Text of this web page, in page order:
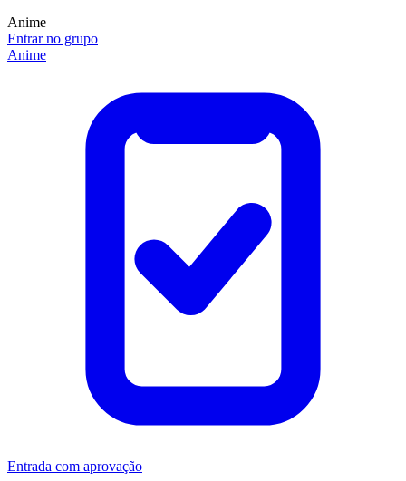
Anime
Entrar no grupo
Anime
Entrada com aprovação